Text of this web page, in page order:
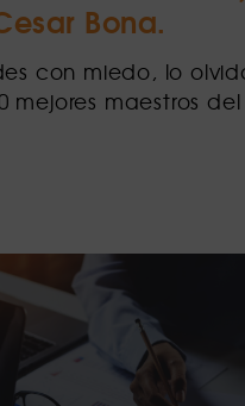
Bona.
con miedo, lo
mejores maestros